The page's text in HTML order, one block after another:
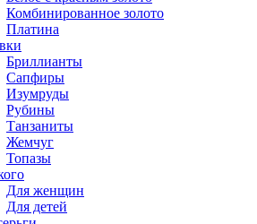
Комбинированное золото
Платина
Бриллианты
Сапфиры
Изумруды
Рубины
Танзаниты
Жемчуг
Топазы
Для женщин
Для детей